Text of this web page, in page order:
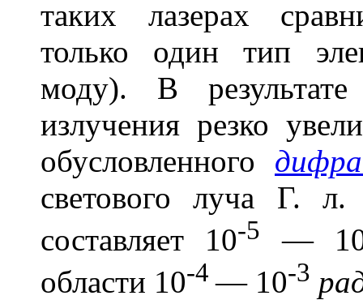
таких лазерах
только один тип
моду). В результате
излучения резко
обусловленного
светового луча Г. л.
составляет 10-5
—
области 10-4 — 10-3